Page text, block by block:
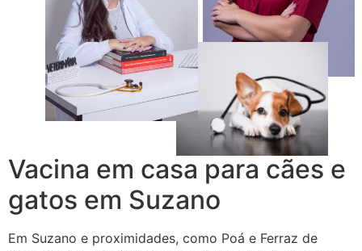
Vacina em casa para cães e
gatos em Suzano
Em Suzano e proximidades, como Poá e Ferraz de